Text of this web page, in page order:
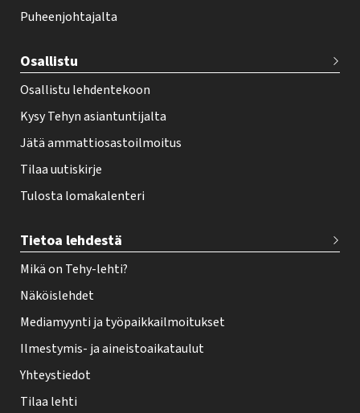
t
r
Puheenjohtajalta
Osallistu
Osallistu lehdentekoon
Kysy Tehyn asiantuntijalta
Jätä ammattiosastoilmoitus
Tilaa uutiskirje
Tulosta lomakalenteri
Tietoa lehdestä
Mikä on Tehy-lehti?
Näköislehdet
Mediamyynti ja työpaikkailmoitukset
Ilmestymis- ja aineistoaikataulut
Yhteystiedot
Tilaa lehti